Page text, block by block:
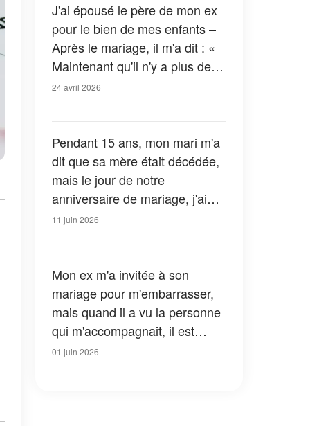
J'ai épousé le père de mon ex
pour le bien de mes enfants –
Après le mariage, il m'a dit : «
Maintenant qu'il n'y a plus de
retour en arrière possible, je
24 avril 2026
Pendant 15 ans, mon mari m'a
dit que sa mère était décédée,
mais le jour de notre
anniversaire de mariage, j'ai
découvert la vérité choquante
11 juin 2026
Mon ex m'a invitée à son
mariage pour m'embarrasser,
mais quand il a vu la personne
qui m'accompagnait, il est
devenu pâle et a murmuré : «
01 juin 2026